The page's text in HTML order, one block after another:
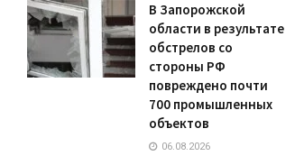
В Запорожской
области в результате
обстрелов со
стороны РФ
повреждено почти
700 промышленных
объектов
06.08.2026